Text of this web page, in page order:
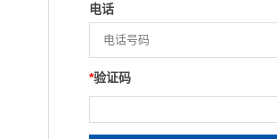
电话
*验证码